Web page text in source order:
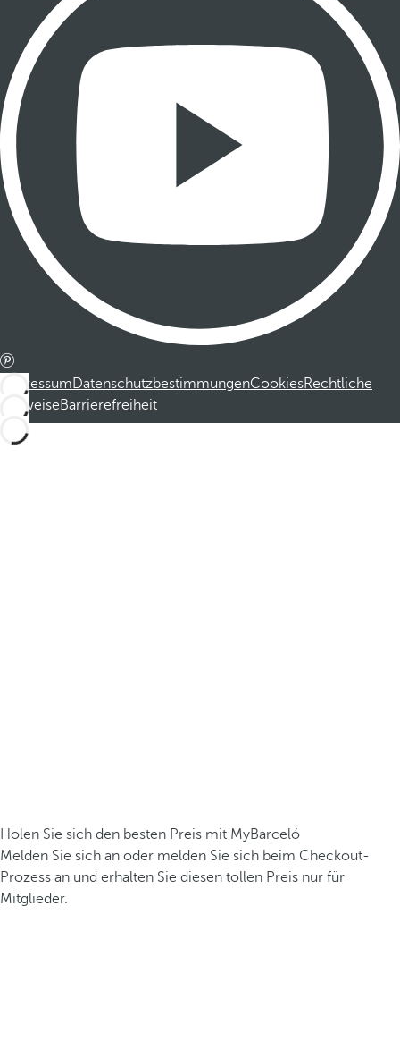
ImpressumDatenschutzbestimmungenCookiesRechtliche
HinweiseBarrierefreiheit
Holen Sie sich den besten Preis mit MyBarceló
Melden Sie sich an oder melden Sie sich beim Checkout-
Prozess an und erhalten Sie diesen tollen Preis nur für
Mitglieder.